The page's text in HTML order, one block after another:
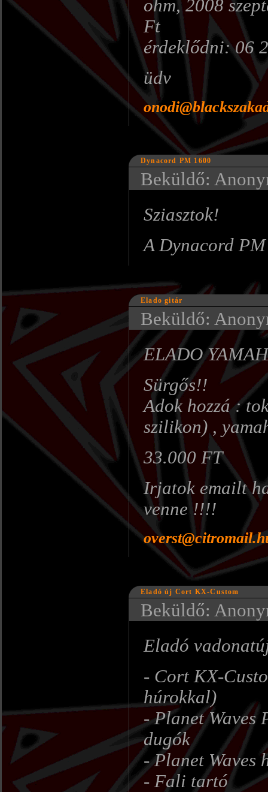
ohm, 2008
Ft
érdeklődni: 06
üdv
Dynacord PM 1600
Beküldő:
Sziasztok!
A Dynacord
Elado gitár
Beküldő:
ELADO
Sürgős!!
Adok hozzá :
szilikon) ,
33.000 FT
Irjatok emailt
venne !!!!
Eladó új Cort KX-Custom
Beküldő:
Eladó
- Cort KX-
húrokkal)
- Planet Waves
dugók
- Planet Waves
- Fali tartó